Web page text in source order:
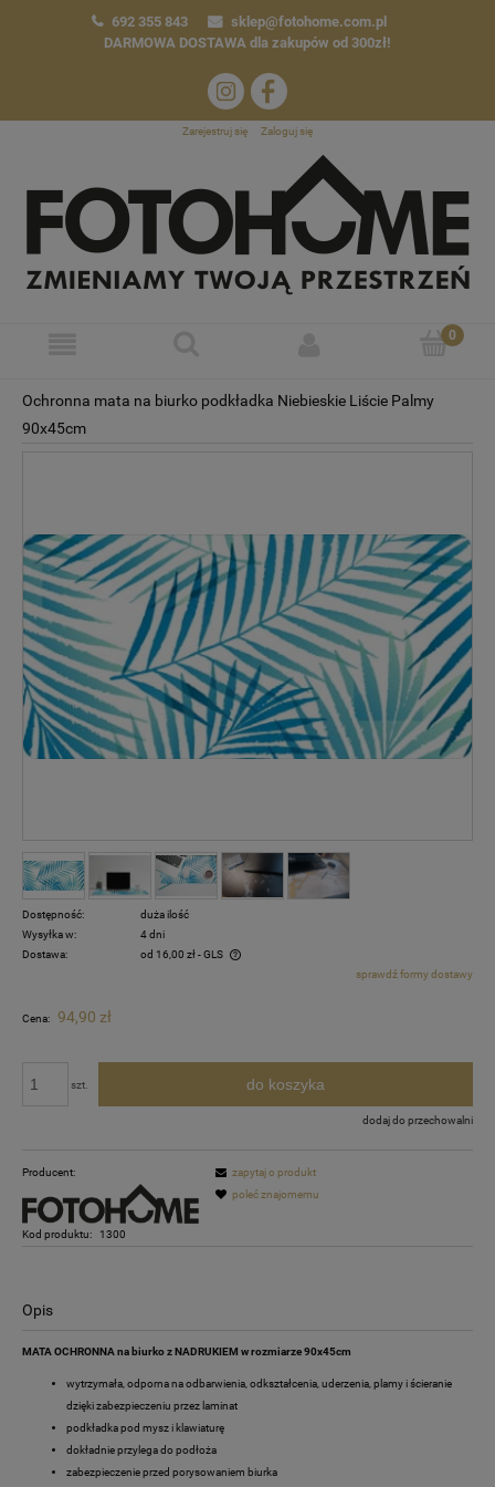
692 355 843
sklep@fotohome.com.pl
DARMOWA DOSTAWA dla zakupów od 300zł!
Zarejestruj się Zaloguj się
Ochronna mata na biurko podkładka Niebieskie Liście Palmy
90x45cm
Dostępność:
duża ilość
Wysyłka w:
4 dni
Dostawa:
od 16,00 zł- GLS
Cena nie zawiera ewentualnych kosztów płatnościsprawdź formy dostawy
Cena: 94,90 zł
szt. do koszyka
dodaj do przechowalni
Producent:
Kod produktu: 1300
zapytaj o produkt
poleć znajomemu
Opis
MATA OCHRONNA na biurko z NADRUKIEM w rozmiarze 90x45cm
wytrzymała, odporna na odbarwienia, odkształcenia, uderzenia, plamy i ścieranie
dzięki zabezpieczeniu przez laminat
podkładka pod mysz i klawiaturę
dokładnie przylega do podłoża
zabezpieczenie przed porysowaniem biurka